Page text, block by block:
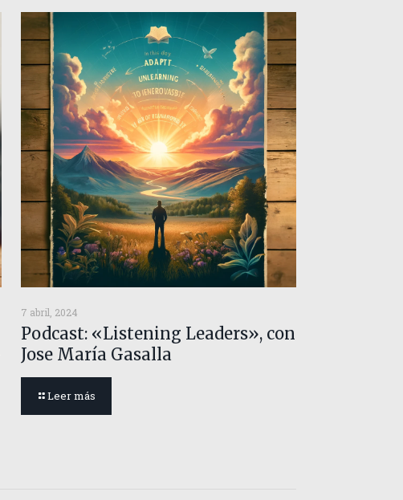
7 abril, 2024
Podcast: «Listening Leaders», con
Jose María Gasalla
Leer más